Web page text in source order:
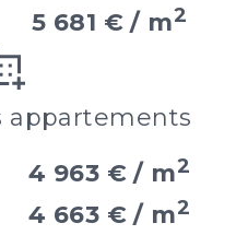
5 681 € / m2
appartements
4 963 € / m2
4 663 € / m2